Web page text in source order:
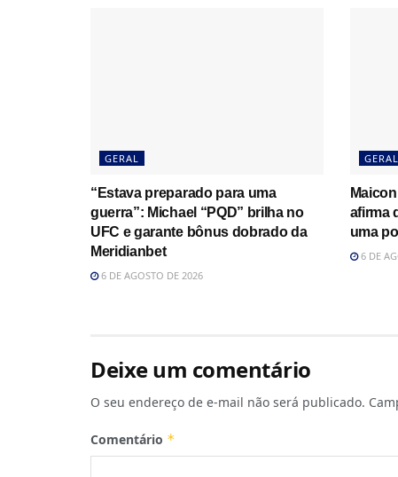
GERAL
“Estava preparado para uma
guerra”: Michael “PQD” brilha no
UFC e garante bônus dobrado da
Meridianbet
6 DE AGOSTO DE 2026
GERAL
afirma
uma
6 DE
Deixe um comentário
O seu endereço de e-mail não será publicado.
Comentário *